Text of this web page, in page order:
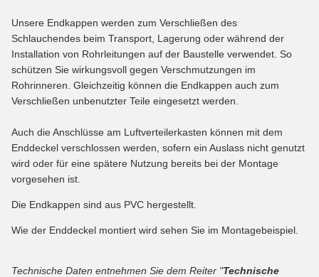
Unsere Endkappen werden zum Verschließen des
Schlauchendes beim Transport, Lagerung oder während der
Installation von Rohrleitungen auf der Baustelle verwendet. So
schützen Sie wirkungsvoll gegen Verschmutzungen im
Rohrinneren. Gleichzeitig können die Endkappen auch zum
Verschließen unbenutzter Teile eingesetzt werden.
Auch die Anschlüsse am Luftverteilerkasten können mit dem
Enddeckel verschlossen werden, sofern ein Auslass nicht genutzt
wird oder für eine spätere Nutzung bereits bei der Montage
vorgesehen ist.
Die Endkappen sind aus PVC hergestellt.
Wie der Enddeckel montiert wird sehen Sie im Montagebeispiel.
Technische Daten entnehmen Sie dem Reiter "Technische